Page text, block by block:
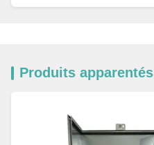
Produits apparentés